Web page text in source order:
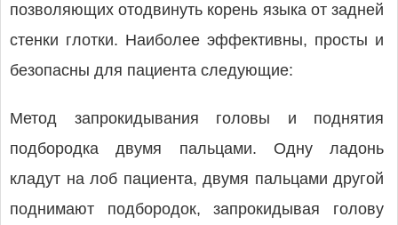
позволяющих отодвинуть корень языка от задней
стенки глотки. Наиболее эффективны, просты и
безопасны для пациента следующие:
Метод запрокидывания головы и поднятия
подбородка двумя пальцами. Одну ладонь
кладут на лоб пациента, двумя пальцами другой
поднимают подбородок, запрокидывая голову